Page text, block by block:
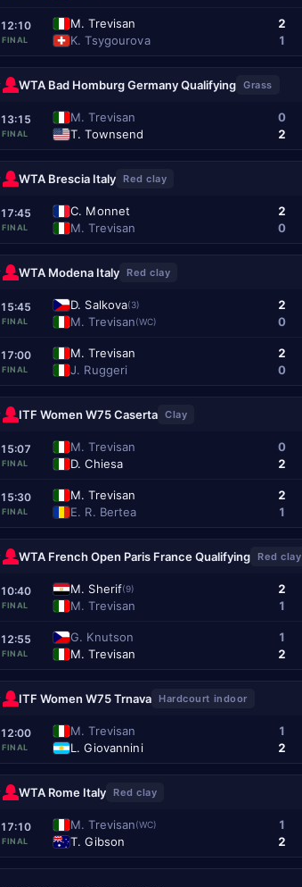
12:10
FINAL
M. Trevisan
K. Tsygourova
2
1
WTA Bad Homburg Germany Qualifying Grass
13:15
FINAL
M. Trevisan
T. Townsend
0
2
WTA Brescia Italy Red clay
17:45
FINAL
C. Monnet
M. Trevisan
2
0
WTA Modena Italy Red clay
15:45
FINAL
D. Salkova(3)
M. Trevisan(WC)
2
0
17:00
FINAL
M. Trevisan
J. Ruggeri
2
0
ITF Women W75 Caserta Clay
15:07
FINAL
M. Trevisan
D. Chiesa
0
2
15:30
FINAL
M. Trevisan
E. R. Bertea
2
1
WTA French Open Paris France Qualifying Red clay
10:40
FINAL
M. Sherif(9)
M. Trevisan
2
1
12:55
FINAL
G. Knutson
M. Trevisan
1
2
ITF Women W75 Trnava Hardcourt indoor
12:00
FINAL
M. Trevisan
L. Giovannini
1
2
WTA Rome Italy Red clay
17:10
FINAL
M. Trevisan(WC)
T. Gibson
1
2